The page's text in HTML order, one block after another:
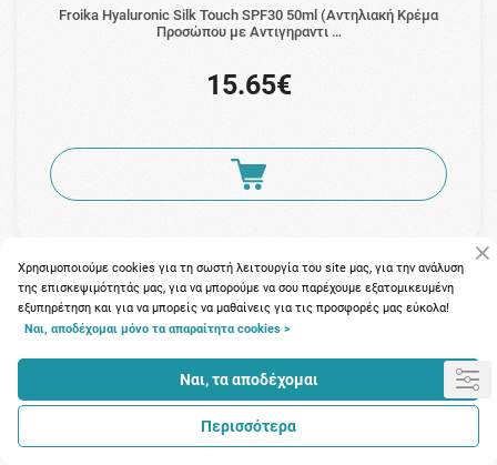
Froika Hyaluronic Silk Touch SPF30 50ml (Αντηλιακή Κρέμα
Προσώπου με Αντιγηραντι …
15.65€
Χρησιμοποιούμε cookies για τη σωστή λειτουργία του site μας, για την ανάλυση
της επισκεψιμότητάς μας, για να μπορούμε να σου παρέχουμε εξατομικευμένη
εξυπηρέτηση και για να μπορείς να μαθαίνεις για τις προσφορές μας εύκολα!
Ναι, αποδέχομαι μόνο τα απαραίτητα cookies >
Ναι, τα αποδέχομαι
Περισσότερα